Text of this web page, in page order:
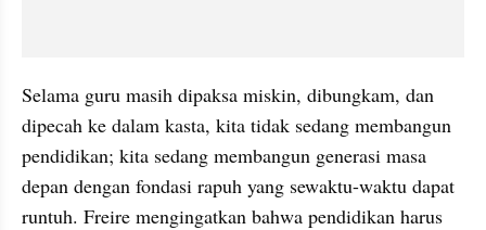
Selama guru masih dipaksa miskin, dibungkam, dan
dipecah ke dalam kasta, kita tidak sedang membangun
pendidikan; kita sedang membangun generasi masa
depan dengan fondasi rapuh yang sewaktu-waktu dapat
runtuh. Freire mengingatkan bahwa pendidikan harus